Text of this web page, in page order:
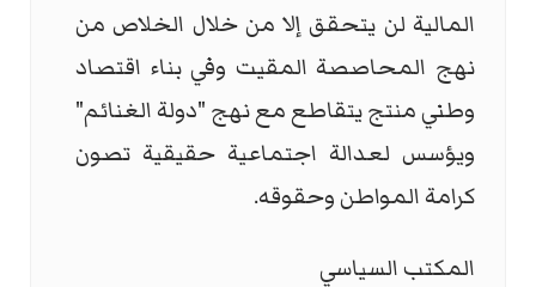
المالية لن يتحقق إلا من خلال الخلاص من
نهج المحاصصة المقيت وفي بناء اقتصاد
وطني منتج يتقاطع مع نهج "دولة الغنائم"
ويؤسس لعدالة اجتماعية حقيقية تصون
كرامة المواطن وحقوقه.
المكتب السياسي